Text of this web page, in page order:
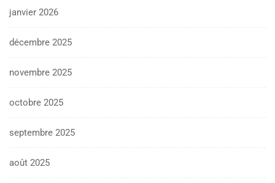
janvier 2026
décembre 2025
novembre 2025
octobre 2025
septembre 2025
août 2025